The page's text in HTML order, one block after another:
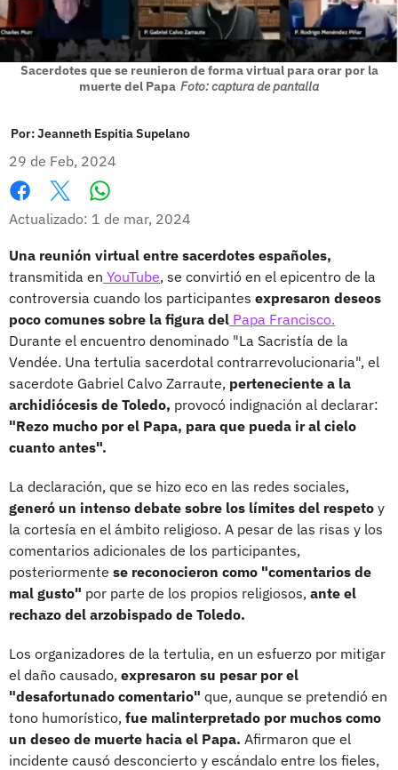
Sacerdotes que se reunieron de forma virtual para orar por la
muerte del Papa Foto: captura de pantalla
Por:Jeanneth Espitia Supelano
29 de Feb, 2024
Facebook
X
Actualizado: 1 de mar, 2024
Una reunión virtual entre sacerdotes españoles,
transmitida en YouTube, se convirtió en el epicentro de la
controversia cuando los participantes expresaron deseos
poco comunes sobre la figura del Papa Francisco.
Durante el encuentro denominado "La Sacristía de la
Vendée. Una tertulia sacerdotal contrarrevolucionaria", el
sacerdote Gabriel Calvo Zarraute, perteneciente a la
archidiócesis de Toledo, provocó indignación al declarar:
"Rezo mucho por el Papa, para que pueda ir al cielo
cuanto antes".
La declaración, que se hizo eco en las redes sociales,
generó un intenso debate sobre los límites del respeto y
la cortesía en el ámbito religioso. A pesar de las risas y los
comentarios adicionales de los participantes,
posteriormente se reconocieron como "comentarios de
mal gusto" por parte de los propios religiosos, ante el
rechazo del arzobispado de Toledo.
Los organizadores de la tertulia, en un esfuerzo por mitigar
el daño causado, expresaron su pesar por el
"desafortunado comentario" que, aunque se pretendió en
tono humorístico, fue malinterpretado por muchos como
un deseo de muerte hacia el Papa. Afirmaron que el
incidente causó desconcierto y escándalo entre los fieles,